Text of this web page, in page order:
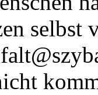
selbst